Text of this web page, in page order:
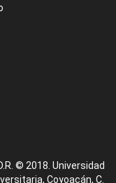
© 2018. Universidad
Coyoacán, C.